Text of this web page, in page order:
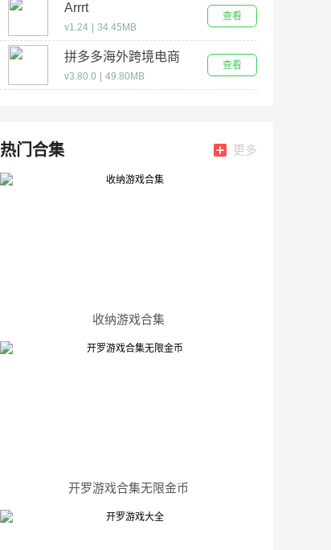
Arrrt
v1.24 34.45MB
查看
拼多多海外跨境电商
app(temu)
v3.80.0 49.80MB
查看
热门合集 更多
收纳游戏合集
开罗游戏合集无限金币